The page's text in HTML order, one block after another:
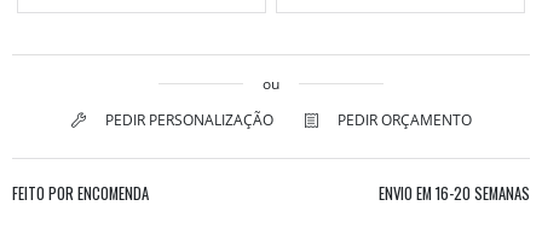
ou
PEDIR PERSONALIZAÇÃO
PEDIR ORÇAMENTO
FEITO POR ENCOMENDA ENVIO EM 16-20 SEMANAS